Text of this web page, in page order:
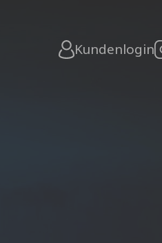
Kundenlogin